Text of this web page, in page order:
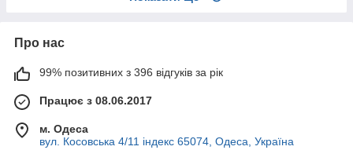
Про нас
99% позитивних з 396 відгуків за рік
Працює з 08.06.2017
м. Одеса
вул. Косовська 4/11 індекс 65074, Одеса, Україна